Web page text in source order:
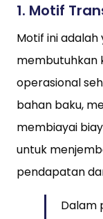
1. Motif
Motif ini
membutuhkan
operasional
bahan baku,
membiayai
untuk
pendapatan
Dalam